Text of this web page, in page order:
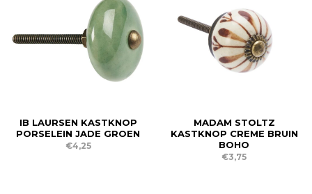
IB LAURSEN KASTKNOP
PORSELEIN JADE GROEN
€4,25
MADAM STOLTZ
KASTKNOP CREME BRUIN
BOHO
€3,75